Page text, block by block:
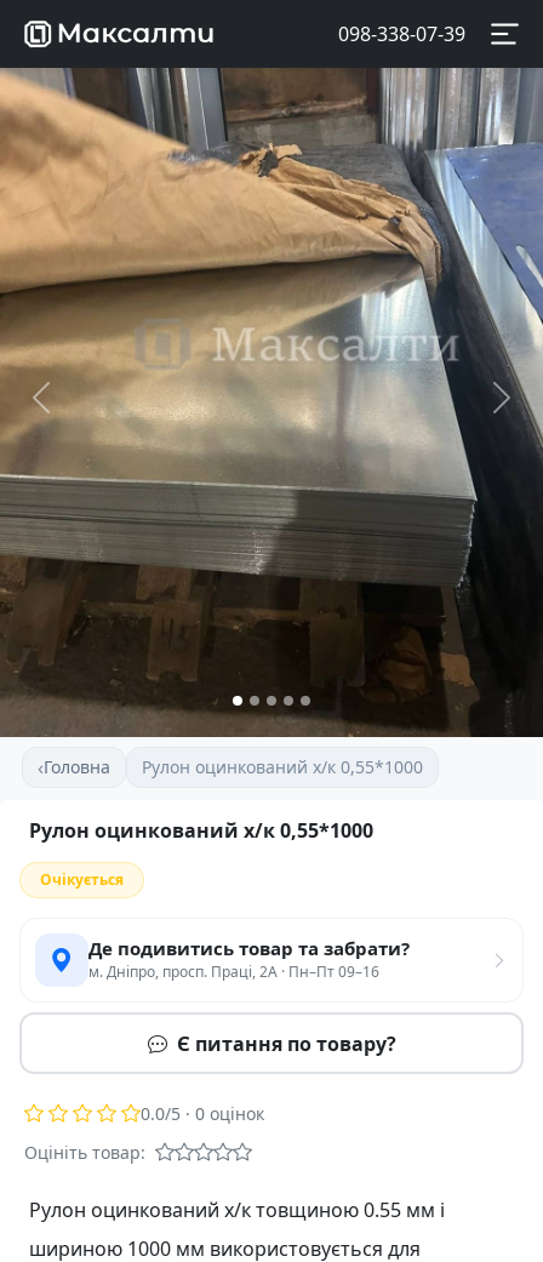
098-338-07-39
‹Головна Рулон оцинкований х/к 0,55*1000
Рулон оцинкований х/к 0,55*1000
Очікується
Де подивитись товар та забрати?
м. Дніпро, просп. Праці, 2А · Пн–Пт 09–16
Є питання по товару?
0.0/5 · 0 оцінок
Оцініть товар:
Рулон оцинкований х/к товщиною 0.55 мм і
шириною 1000 мм використовується для